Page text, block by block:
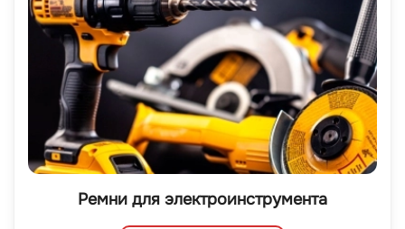
Ремни для электроинструмента